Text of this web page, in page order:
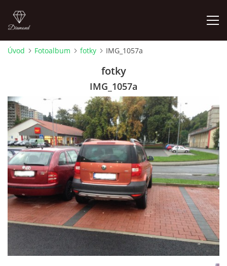
Pepouch
+420605716650
pepouch@seznam.cz
Úvod Fotoalbum fotky IMG_1057a
fotky
IMG_1057a